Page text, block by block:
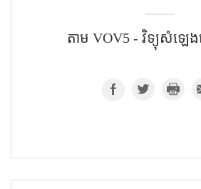
តាម VOV5 - វិទ្យុសំឡេ